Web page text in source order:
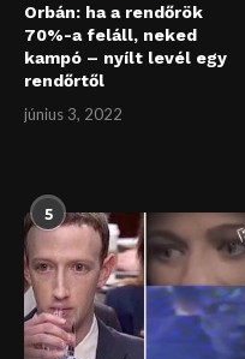
Orbán: ha a rendőrök
70%-a feláll, neked
kampó – nyílt levél egy
rendőrtől
június 3, 2022
5